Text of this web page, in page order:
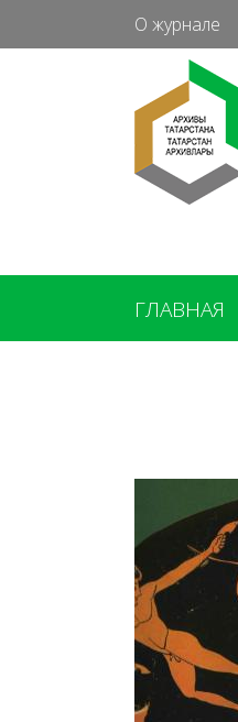
О журнале
ГЛАВНАЯ